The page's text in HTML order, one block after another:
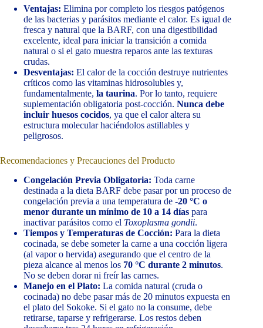
Ventajas: Elimina por completo los riesgos patógenos
de las bacterias y parásitos mediante el calor. Es igual de
fresca y natural que la BARF, con una digestibilidad
excelente, ideal para iniciar la transición a comida
natural o si el gato muestra reparos ante las texturas
crudas.
Desventajas: El calor de la cocción destruye nutrientes
críticos como las vitaminas hidrosolubles y,
fundamentalmente, la taurina. Por lo tanto, requiere
suplementación obligatoria post-cocción. Nunca debe
incluir huesos cocidos, ya que el calor altera su
estructura molecular haciéndolos astillables y
peligrosos.
Recomendaciones y Precauciones del Producto
Congelación Previa Obligatoria: Toda carne
destinada a la dieta BARF debe pasar por un proceso de
congelación previa a una temperatura de -20 °C o
menor durante un mínimo de 10 a 14 días para
inactivar parásitos como el Toxoplasma gondii.
Tiempos y Temperaturas de Cocción: Para la dieta
cocinada, se debe someter la carne a una cocción ligera
(al vapor o hervida) asegurando que el centro de la
pieza alcance al menos los 70 °C durante 2 minutos.
No se deben dorar ni freír las carnes.
Manejo en el Plato: La comida natural (cruda o
cocinada) no debe pasar más de 20 minutos expuesta en
el plato del Sokoke. Si el gato no la consume, debe
retirarse, taparse y refrigerarse. Los restos deben